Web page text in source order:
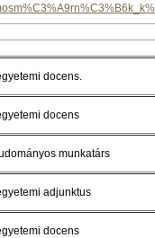
docens.
docens
munkatárs
adjunktus
docens